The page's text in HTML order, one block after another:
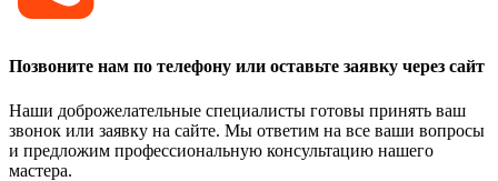
Позвоните нам по телефону или оставьте заявку через сайт
Наши доброжелательные специалисты готовы принять ваш
звонок или заявку на сайте. Мы ответим на все ваши вопросы
и предложим профессиональную консультацию нашего
мастера.